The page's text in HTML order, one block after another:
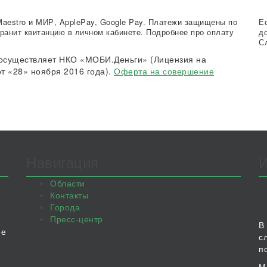
и МИР, ApplePay, Google Pay. Платежи защищены по
квитанцию в личном кабинете. Подробнее про оплату
НКО «МОБИ.Деньги» (Лицензия на
«28» ноября 2016 года). Оферта на совершение
Области
Контакты
Города
Пресс-центр
В